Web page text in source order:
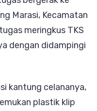
Marasi, Kecamatan
meringkus TKS
dengan didampingi
kantung celananya,
plastik klip